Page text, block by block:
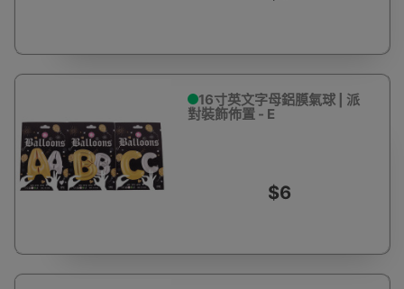
16寸英文字母鋁膜氣球 | 派
對裝飾佈置 - E
$6